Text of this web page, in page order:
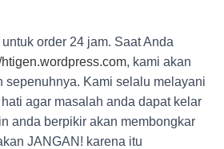
order 24 jam. Saat Anda
htigen.wordpress.com, kami akan
sepenuhnya. Kami selalu melayani
agar masalah anda dapat kelar
anda berpikir akan membongkar
JANGAN! karena itu